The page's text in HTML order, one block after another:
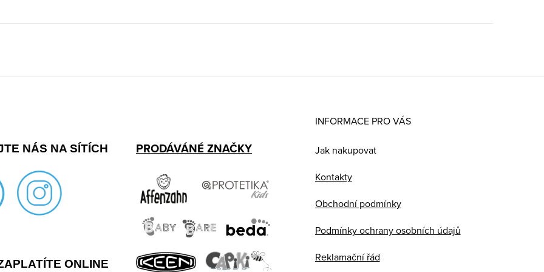
NÁS NA SÍTÍCH
ONLINE
PRODÁVÁNÉ ZNAČKY
INFORMACE PRO VÁS
Jak nakupovat
Kontakty
Obchodní podmínky
Podmínky ochrany osobních údajů
Reklamační řád